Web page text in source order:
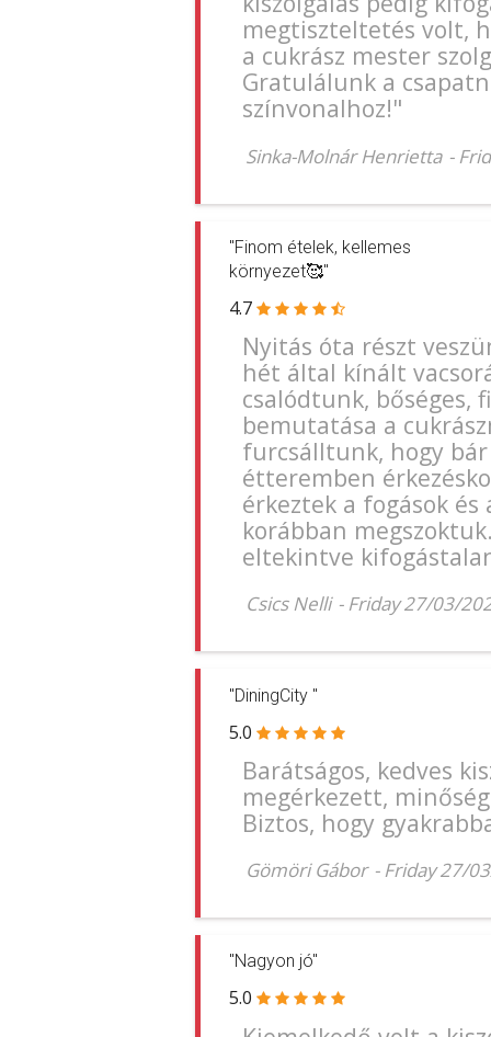
megtiszteltetés volt,
a cukrász mester
Gratulálunk a
színvonalhoz!"
Sinka-Molnár Henrietta -
"Finom ételek, kellemes
környezet🥰"
4.7
Nyitás óta részt
hét által kínált
csalódtunk, bőséges,
bemutatása a
furcsálltunk, hogy
étteremben
érkeztek a fogások
korábban
eltekintve
Csics Nelli - Friday 27/03/
"DiningCity "
5.0
Barátságos, kedves
megérkezett,
Biztos, hogy
Gömöri Gábor - Friday 27/
"Nagyon jó"
5.0